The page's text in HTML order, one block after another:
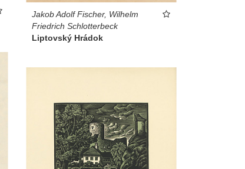
Jakob Adolf Fischer, Wilhelm
Friedrich Schlotterbeck
Liptovský Hrádok